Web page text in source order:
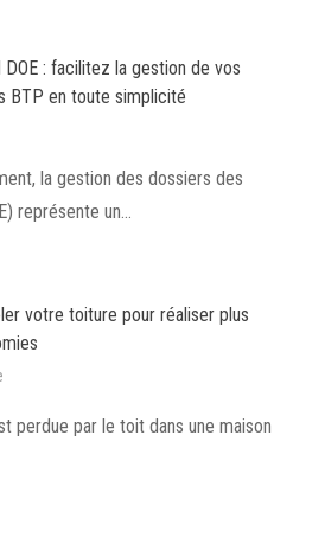
DOE : facilitez la gestion de vos
BTP en toute simplicité
la gestion des dossiers des
représente un…
votre toiture pour réaliser plus
perdue par le toit dans une maison